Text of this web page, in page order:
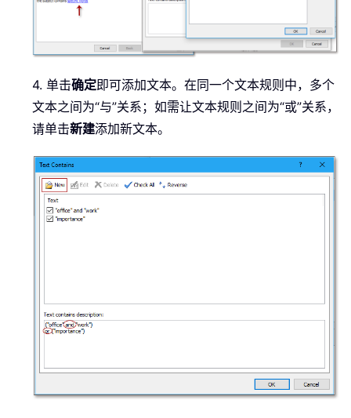
4. 单击确定即可添加文本。在同一个文本规则中，多个
文本之间为“与”关系；如需让文本规则之间为“或”关系，
请单击新建添加新文本。